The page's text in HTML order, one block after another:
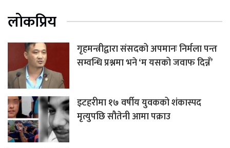
लोकप्रिय
गृहमन्त्रीद्वारा संसदको अपमानः निर्मला पन्त
सम्वन्धि प्रश्नमा भने ‘म यसको जवाफ दिन्नँ’
इटहरीमा १७ वर्षीय युवकको शंकास्पद
मृत्युपछि सौतेनी आमा पक्राउ